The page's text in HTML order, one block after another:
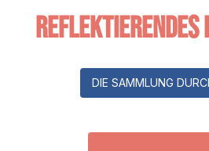
Reflektierendes
DIE SAMMLUNG